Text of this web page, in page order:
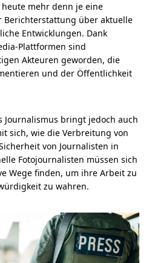
mehr denn je eine
Berichterstattung über aktuelle
Entwicklungen. Dank
Plattformen sind
Akteuren geworden, die
und der Öffentlichkeit
Journalismus bringt jedoch auch
sich, wie die Verbreitung von
von Journalisten in
Fotojournalisten müssen sich
Wege finden, um ihre Arbeit zu
zu wahren.